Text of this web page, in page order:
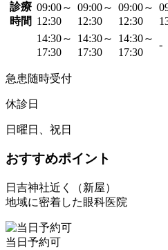
診療
時間
09:00～
12:30
09:00～
12:30
09:00～
12:30
14:30～
17:30
14:30～
17:30
14:30～
17:30
-
急患随時受付
休診日
日曜日、祝日
おすすめポイント
日吉神社近く（新屋）
地域に密着した眼科医院
当日予約可